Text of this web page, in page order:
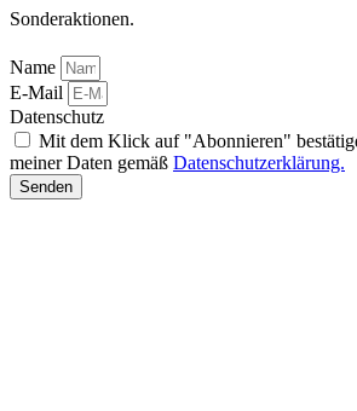
Sonderaktionen.
Name
E-Mail
Datenschutz
Mit dem Klick auf "Abonnieren"
meiner Daten gemäß Datenschutzerklärung.
Senden